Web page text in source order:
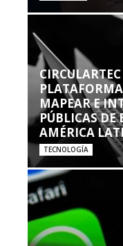
MAPEAR E
PÚBLICAS DE
AMÉRICA
TECNOLOGÍA